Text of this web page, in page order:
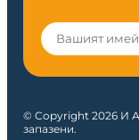
© Copyright 2026 И
запазени.